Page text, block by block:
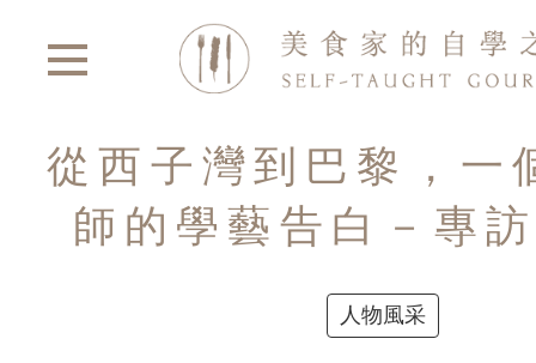
從西子灣到巴黎，一
師的學藝告白－專
人物風采